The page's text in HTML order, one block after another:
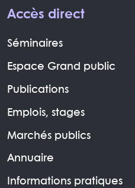
Accès direct
Séminaires
Espace Grand public
Publications
Emplois, stages
Marchés publics
Annuaire
Informations pratiques